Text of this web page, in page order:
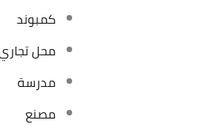
كمبوند
محل
مدرسة
مصنع